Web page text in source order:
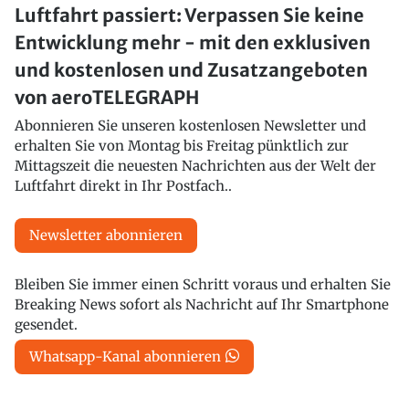
Luftfahrt passiert: Verpassen Sie keine
Entwicklung mehr - mit den exklusiven
und kostenlosen und Zusatzangeboten
von aeroTELEGRAPH
Abonnieren Sie unseren kostenlosen Newsletter und
erhalten Sie von Montag bis Freitag pünktlich zur
Mittagszeit die neuesten Nachrichten aus der Welt der
Luftfahrt direkt in Ihr Postfach..
Newsletter abonnieren
Bleiben Sie immer einen Schritt voraus und erhalten Sie
Breaking News sofort als Nachricht auf Ihr Smartphone
gesendet.
Whatsapp-Kanal abonnieren